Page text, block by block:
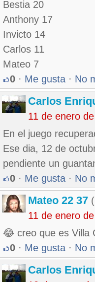
Bestia 20
Anthony 17
Invicto 14
Carlos 11
Mateo 7
0 · Me gusta · No
Carlos
11 de enero
En el juego
Ese dia, 12 de
pendiente un
0 · Me gusta · No
Mateo 22 37
11 de enero
😂 creo que es Villa
0 · Me gusta · No
Carlos